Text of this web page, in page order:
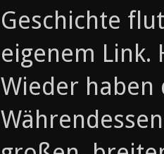
Geschichte
eigenem Link.
Wieder haben